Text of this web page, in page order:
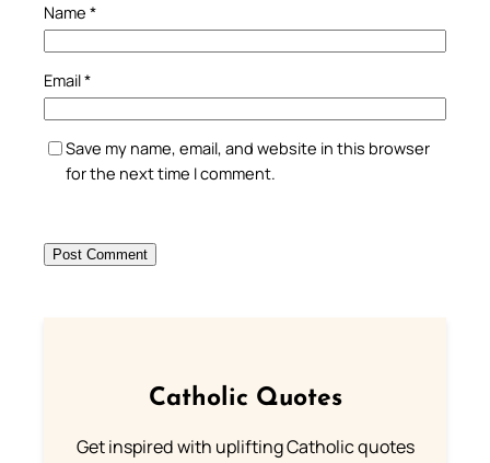
Name *
Email*
Save my name, email, and website in this browser
for the next time I comment.
Catholic Quotes
Get inspired with uplifting Catholic quotes